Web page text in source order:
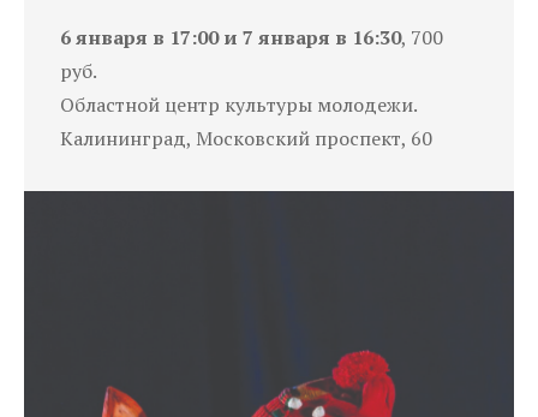
6 января в 17:00 и 7 января в 16:30, 700
руб.
Областной центр культуры молодежи.
Калининград, Московский проспект, 60